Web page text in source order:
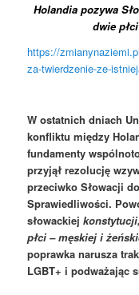
Holandia pozywa
dwie
https://
za-twierdzenie-ze-
W ostatnich dniach
konfliktu między
fundamenty
przyjął rezolucję
przeciwko Słowacji
Sprawiedliwości.
słowackiej
płci – męskiej i
poprawka narusza
LGBT+ i podważając